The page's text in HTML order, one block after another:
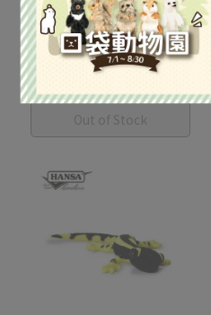
Hansa 4927-披毛犀 55公
分
NT$3,300
Out of Stock